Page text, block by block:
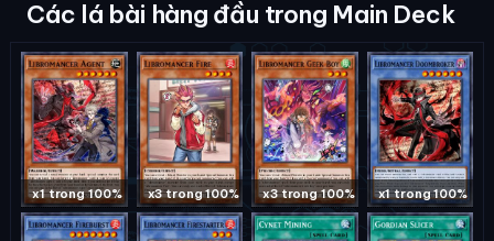
Các lá bài hàng đầu trong Main Deck
x1 trong 100% x3 trong 100% x3 trong 100% x1 trong 100%